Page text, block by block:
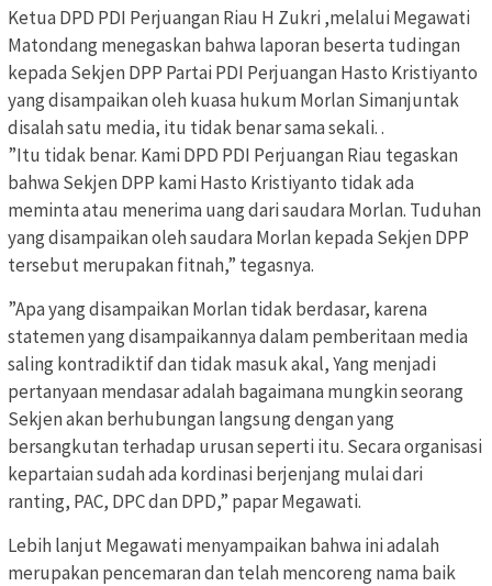
Ketua DPD PDI Perjuangan Riau H Zukri ,melalui Megawati
Matondang menegaskan bahwa laporan beserta tudingan
kepada Sekjen DPP Partai PDI Perjuangan Hasto Kristiyanto
yang disampaikan oleh kuasa hukum Morlan Simanjuntak
disalah satu media, itu tidak benar sama sekali. .
”Itu tidak benar. Kami DPD PDI Perjuangan Riau tegaskan
bahwa Sekjen DPP kami Hasto Kristiyanto tidak ada
meminta atau menerima uang dari saudara Morlan. Tuduhan
yang disampaikan oleh saudara Morlan kepada Sekjen DPP
tersebut merupakan fitnah,” tegasnya.
”Apa yang disampaikan Morlan tidak berdasar, karena
statemen yang disampaikannya dalam pemberitaan media
saling kontradiktif dan tidak masuk akal, Yang menjadi
pertanyaan mendasar adalah bagaimana mungkin seorang
Sekjen akan berhubungan langsung dengan yang
bersangkutan terhadap urusan seperti itu. Secara organisasi
kepartaian sudah ada kordinasi berjenjang mulai dari
ranting, PAC, DPC dan DPD,” papar Megawati.
Lebih lanjut Megawati menyampaikan bahwa ini adalah
merupakan pencemaran dan telah mencoreng nama baik